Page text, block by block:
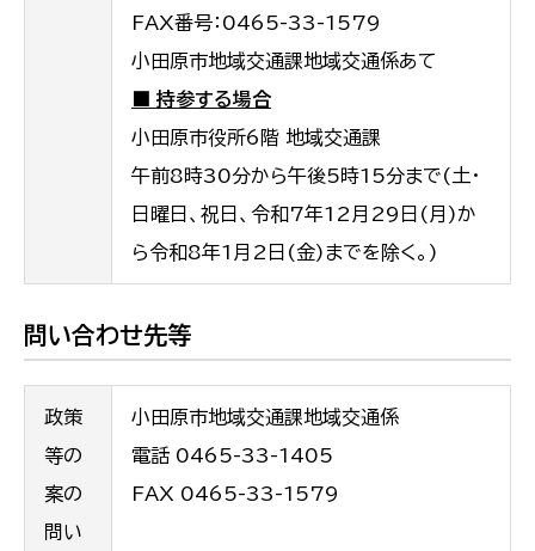
FAX番号：0465-33-1579
小田原市地域交通課地域交通係あて
■ 持参する場合
小田原市役所6階 地域交通課
午前8時30分から午後5時15分まで(土・
日曜日、祝日、令和7年12月29日(月)か
ら令和8年1月2日(金)までを除く。)
問い合わせ先等
政策
等の
案の
問い
小田原市地域交通課地域交通係
電話 0465-33-1405
FAX 0465-33-1579